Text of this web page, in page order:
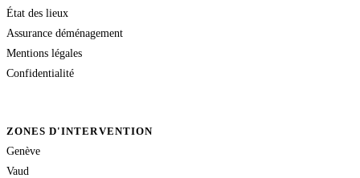
État des lieux
Assurance déménagement
Mentions légales
Confidentialité
ZONES D'INTERVENTION
Genève
Vaud